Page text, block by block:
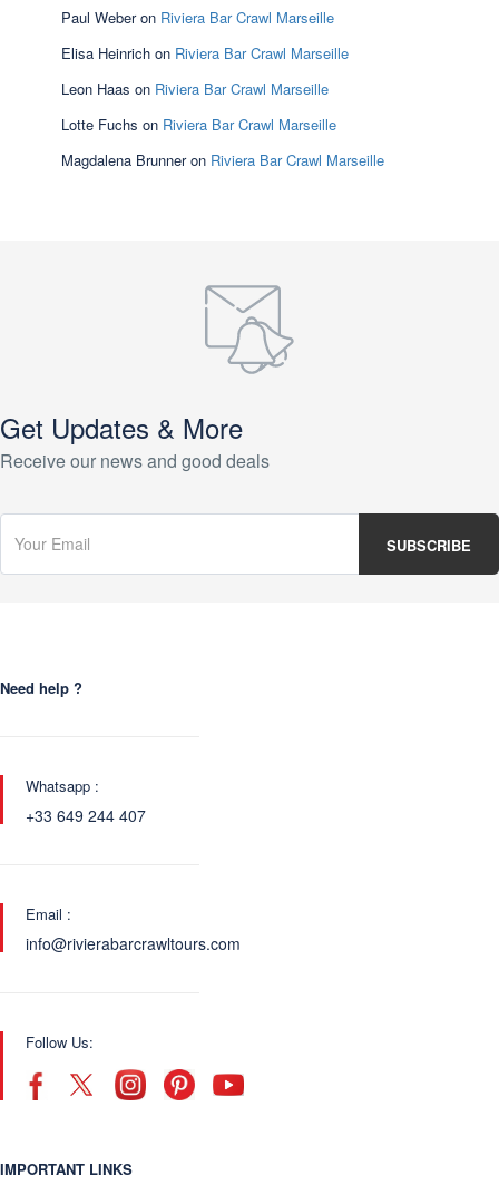
Paul Weberon Riviera Bar Crawl Marseille
Elisa Heinrich on Riviera Bar Crawl Marseille
Leon Haas on Riviera Bar Crawl Marseille
Lotte Fuchs on Riviera Bar Crawl Marseille
Magdalena Brunneron Riviera Bar Crawl Marseille
Get Updates & More
Receive our news and good deals
Need help ?
Whatsapp :
+33 649 244 407
Email :
info@rivierabarcrawltours.com
Follow Us:
IMPORTANT LINKS